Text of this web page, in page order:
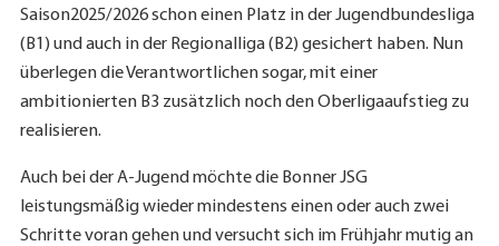
Saison2025/2026 schon einen Platz in der Jugendbundesliga
(B1) und auch in der Regionalliga (B2) gesichert haben. Nun
überlegen die Verantwortlichen sogar, mit einer
ambitionierten B3 zusätzlich noch den Oberligaaufstieg zu
realisieren.
Auch bei der A-Jugend möchte die Bonner JSG
leistungsmäßig wieder mindestens einen oder auch zwei
Schritte voran gehen und versucht sich im Frühjahr mutig an